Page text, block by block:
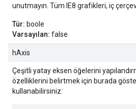
unutmayın. Tüm IE8 grafikleri, iç
Tür: boole
Varsayılan: false
hAxis
Çeşitli yatay eksen öğelerini
özelliklerini belirtmek için burada
kullanabilirsiniz: